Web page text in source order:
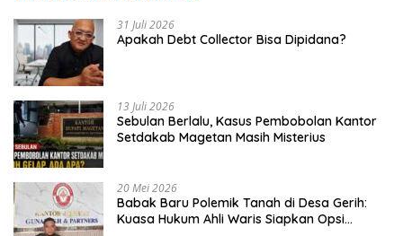
31 Juli 2026
Apakah Debt Collector Bisa Dipidana?
13 Juli 2026
Sebulan Berlalu, Kasus Pembobolan Kantor
Setdakab Magetan Masih Misterius
20 Mei 2026
Babak Baru Polemik Tanah di Desa Gerih:
Kuasa Hukum Ahli Waris Siapkan Opsi